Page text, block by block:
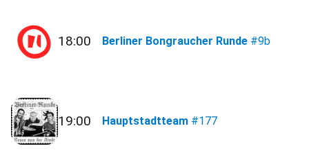
18:00 Berliner Bongraucher Runde #9b
19:00 Hauptstadtteam #177